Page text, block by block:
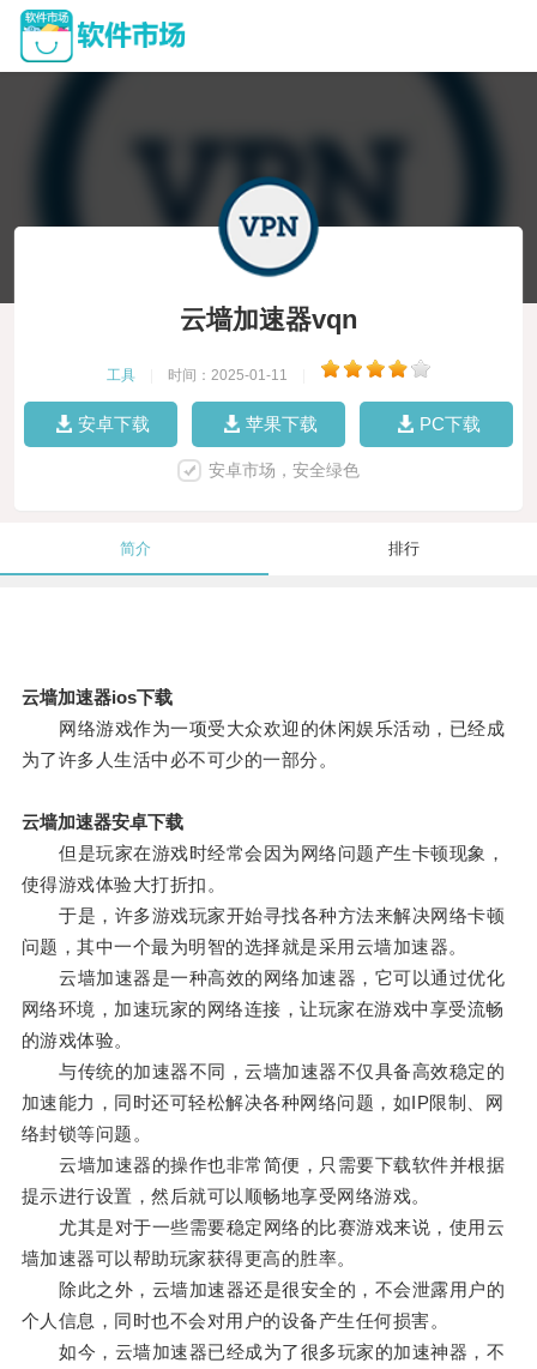
云墙加速器vqn
工具 时间：2025-01-11
安卓下载 苹果下载 PC下载
安卓市场，安全绿色
简介 排行
云墙加速器ios下载
网络游戏作为一项受大众欢迎的休闲娱乐活动，已经成
为了许多人生活中必不可少的一部分。
云墙加速器安卓下载
但是玩家在游戏时经常会因为网络问题产生卡顿现象，
使得游戏体验大打折扣。
于是，许多游戏玩家开始寻找各种方法来解决网络卡顿
问题，其中一个最为明智的选择就是采用云墙加速器。
云墙加速器是一种高效的网络加速器，它可以通过优化
网络环境，加速玩家的网络连接，让玩家在游戏中享受流畅
的游戏体验。
与传统的加速器不同，云墙加速器不仅具备高效稳定的
加速能力，同时还可轻松解决各种网络问题，如IP限制、网
络封锁等问题。
云墙加速器的操作也非常简便，只需要下载软件并根据
提示进行设置，然后就可以顺畅地享受网络游戏。
尤其是对于一些需要稳定网络的比赛游戏来说，使用云
墙加速器可以帮助玩家获得更高的胜率。
除此之外，云墙加速器还是很安全的，不会泄露用户的
个人信息，同时也不会对用户的设备产生任何损害。
如今，云墙加速器已经成为了很多玩家的加速神器，不